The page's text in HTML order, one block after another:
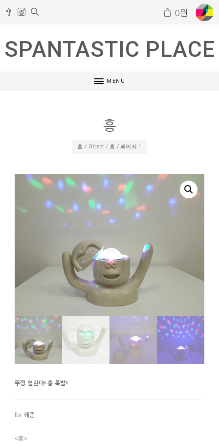
0원
SPANTASTIC PLACE
MENU
흥
홈 / Object / 흥 / 페이지 1
뚜껑 열린다! 흥 폭발!
for 혜준
<흥>